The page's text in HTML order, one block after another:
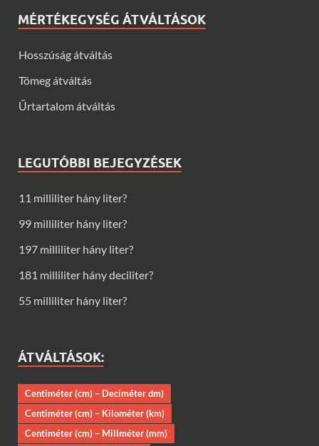
MÉRTÉKEGYSÉG ÁTVÁLTÁSOK
Hosszúság átváltás
Tömeg átváltás
Űrtartalom átváltás
LEGUTÓBBI BEJEGYZÉSEK
11 milliliter hány liter?
99 milliliter hány liter?
197 milliliter hány liter?
181 milliliter hány deciliter?
55 milliliter hány liter?
ÁTVÁLTÁSOK:
Centiméter (cm) – Deciméter dm)
Centiméter (cm) – Kilométer (km)
Centiméter (cm) – Millméter (mm)